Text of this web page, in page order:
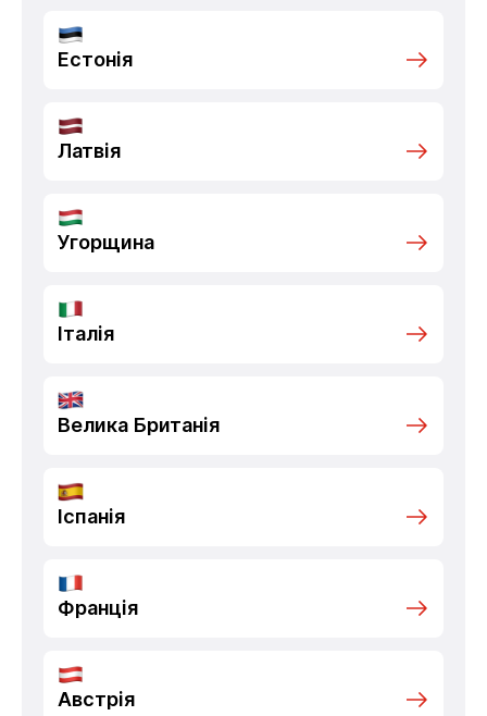
Естонія
Латвія
Угорщина
Італія
Велика Британія
Іспанія
Франція
Австрія